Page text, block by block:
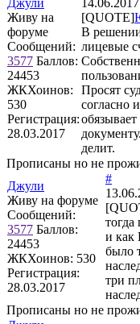
Живу на
форуме
Сообщений:
3577 Баллов:
24453
ЖКХоинов:
530
Регистрация:
28.03.2017
[QUOTE]
В решении
лицевые
Просят
согласно
делит.
Прописаны но не
Джули
Живу на форуме
Сообщений:
3577 Баллов:
24453
ЖКХоинов: 530
Регистрация:
28.03.2017
#
и как
было
три
Прописаны но не